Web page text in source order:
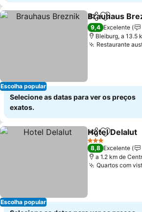
Escolha popular
PartilharAdicionar
Brauhaus
9,4 Excelente
Bleiburg, a 13.5
Restaurante
Selecione as datas para ver os preços
exatos.
Escolha popular
PartilharAdicionar
Hotel Delalut
3 Estrelas
8,8 Excelente
a 1.2 km de
Quartos com